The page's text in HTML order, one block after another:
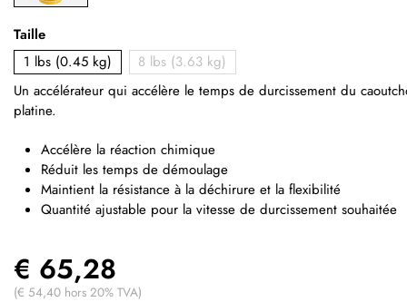
Taille
1 lbs (0.45 kg)
8 lbs (3.63 kg)
Un accélérateur qui accélère le temps de durcissement du
platine.
Accélère la réaction chimique
Réduit les temps de démoulage
Maintient la résistance à la déchirure et la flexibilité
Quantité ajustable pour la vitesse de durcissement souhaitée
€ 65,28
(€ 54,40 hors 20% TVA)